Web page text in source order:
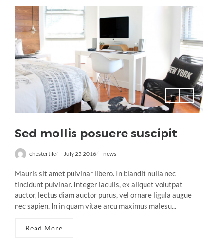
Sed mollis posuere suscipit
chestertile July 25 2016 news
Mauris sit amet pulvinar libero. In blandit nulla nec
tincidunt pulvinar. Integer iaculis, ex aliquet volutpat
auctor, lectus diam auctor purus, vel ornare ligula augue
nec sapien. In in quam vitae arcu maximus malesu...
Read More